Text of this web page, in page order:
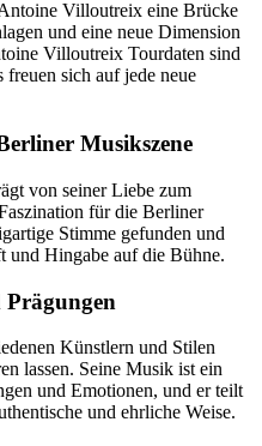
Villoutreix eine Brücke
und eine neue Dimension
Villoutreix Tourdaten sind
freuen sich auf jede neue
Musikszene
von seiner Liebe zum
für die Berliner
Stimme gefunden und
und Hingabe auf die Bühne.
Prägungen
Künstlern und Stilen
lassen. Seine Musik ist ein
und Emotionen, und er teilt
und ehrliche Weise.